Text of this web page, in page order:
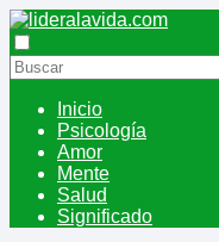
Inicio
Psicología
Amor
Mente
Salud
Significado